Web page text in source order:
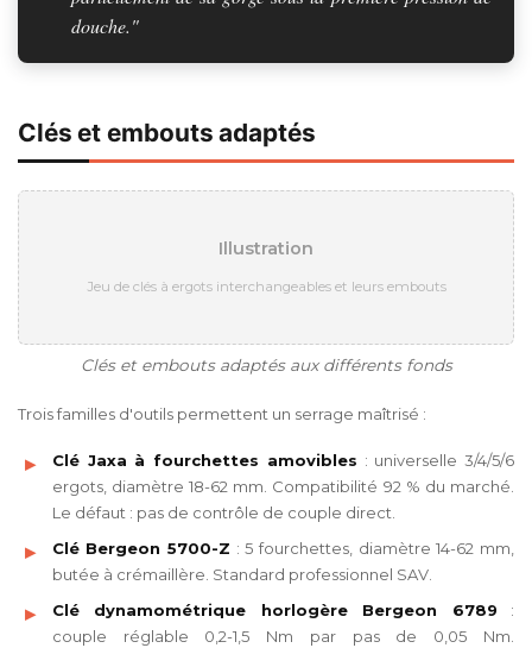
douche."
Clés et embouts adaptés
Illustration
Jeu de clés à ergots interchangeables et leurs embouts
Clés et embouts adaptés aux différents fonds
Trois familles d'outils permettent un serrage maîtrisé :
Clé Jaxa à fourchettes amovibles : universelle 3/4/5/6
ergots, diamètre 18-62 mm. Compatibilité 92 % du marché.
Le défaut : pas de contrôle de couple direct.
Clé Bergeon 5700-Z : 5 fourchettes, diamètre 14-62 mm,
butée à crémaillère. Standard professionnel SAV.
Clé dynamométrique horlogère Bergeon 6789 :
couple réglable 0,2-1,5 Nm par pas de 0,05 Nm.